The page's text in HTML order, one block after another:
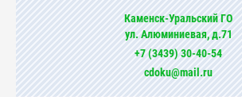
Каменск-Уральский ГО
ул. Алюминиевая, д.71
+7 (3439) 30-40-54
cdoku@mail.ru